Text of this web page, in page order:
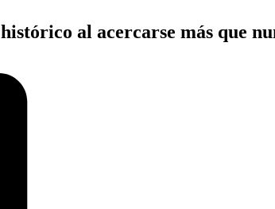
al acercarse más que